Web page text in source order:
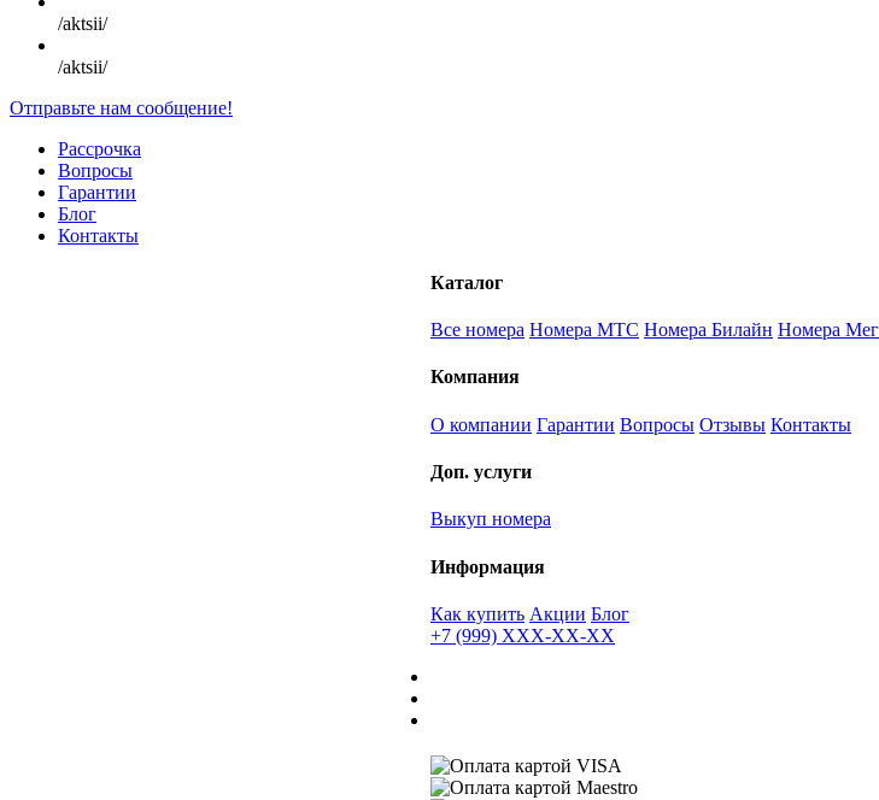
/aktsii/
/aktsii/
Отправьте нам сообщение!
Рассрочка
Вопросы
Гарантии
Блог
Контакты
Каталог
Все номера Номера МТС Номера Билайн Номера
Компания
О компании Гарантии Вопросы Отзывы Контакты
Доп. услуги
Выкуп номера
Информация
Как купить Акции Блог
+7 (999) XXX-XX-XX